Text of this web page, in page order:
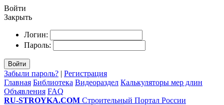
Войти
Закрыть
Логин:
Пароль:
Войти
Забыли пароль? | Регистрация
Главная Библиотека Видеораздел Калькуляторы мер длин
Объявления FAQ
RU-STROYKA.COM Строительный Портал России